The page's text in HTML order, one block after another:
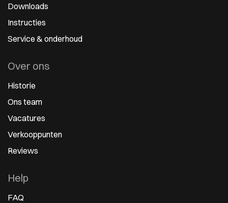
Downloads
Instructies
Service & onderhoud
Over ons
Historie
Ons team
Vacatures
Verkooppunten
Reviews
Help
FAQ